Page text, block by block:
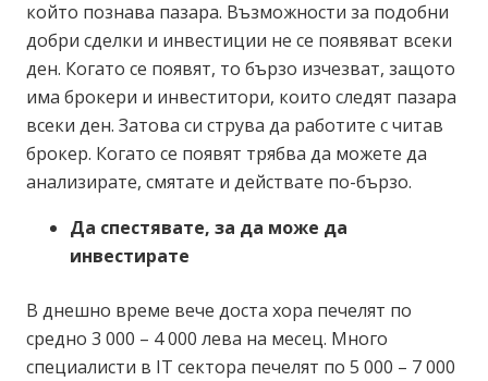
който познава пазара. Възможности за подобни
добри сделки и инвестиции не се появяват всеки
ден. Когато се появят, то бързо изчезват, защото
има брокери и инвеститори, които следят пазара
всеки ден. Затова си струва да работите с читав
брокер. Когато се появят трябва да можете да
анализирате, смятате и действате по-бързо.
Да спестявате, за да може да
инвестирате
В днешно време вече доста хора печелят по
средно 3 000 – 4 000 лева на месец. Много
специалисти в IT сектора печелят по 5 000 – 7 000